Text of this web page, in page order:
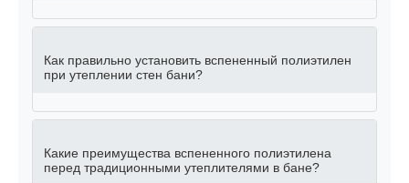
Как правильно установить вспененный полиэтилен
при утеплении стен бани?
Какие преимущества вспененного полиэтилена
перед традиционными утеплителями в бане?